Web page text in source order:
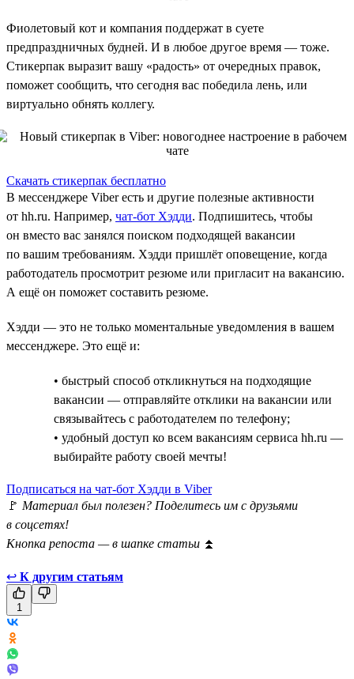
Фиолетовый кот и компания поддержат в суете
предпраздничных будней. И в любое другое время — тоже.
Стикерпак выразит вашу «радость» от очередных правок,
поможет сообщить, что сегодня вас победила лень, или
виртуально обнять коллегу.
Скачать стикерпак бесплатно
В мессенджере Viber есть и другие полезные активности
от hh.ru. Например, чат-бот Хэдди. Подпишитесь, чтобы
он вместо вас занялся поиском подходящей вакансии
по вашим требованиям. Хэдди пришлёт оповещение, когда
работодатель просмотрит резюме или пригласит на вакансию.
А ещё он поможет составить резюме.
Хэдди — это не только моментальные уведомления в вашем
мессенджере. Это ещё и:
• быстрый способ откликнуться на подходящие
вакансии — отправляйте отклики на вакансии или
связывайтесь с работодателем по телефону;
• удобный доступ ко всем вакансиям сервиса hh.ru —
выбирайте работу своей мечты!
Подписаться на чат-бот Хэдди в Viber
🚩 Материал был полезен? Поделитесь им с друзьями
в соцсетях!
Кнопка репоста — в шапке статьи ⏫
↩ К другим статьям
1